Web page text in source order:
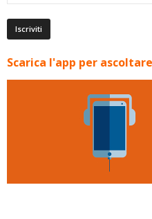
Scarica l'app per